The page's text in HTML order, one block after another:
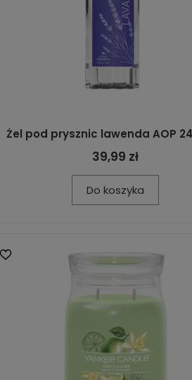
Żel pod prysznic lawenda AOP
39,99 zł
Do koszyka